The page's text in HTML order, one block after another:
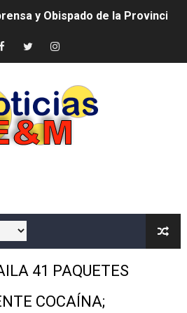
sindicales de las Américas se
es reconocido por sus cuatro
17 posiciones en los mil
desarrollo y
41 PAQUETES
COCAÍNA;